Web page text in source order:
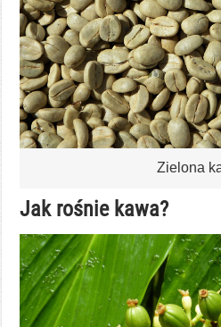
Zielona
Jak rośnie kawa?